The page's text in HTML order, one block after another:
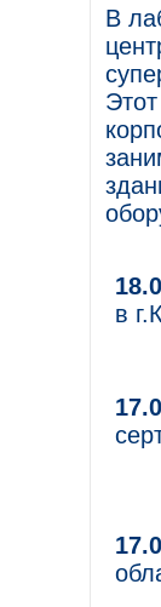
В
в